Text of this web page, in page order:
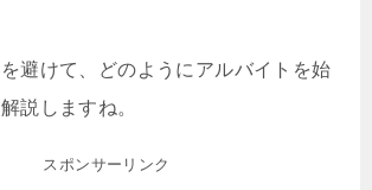
避けて、どのようにアルバイトを始
説しますね。
スポンサーリンク